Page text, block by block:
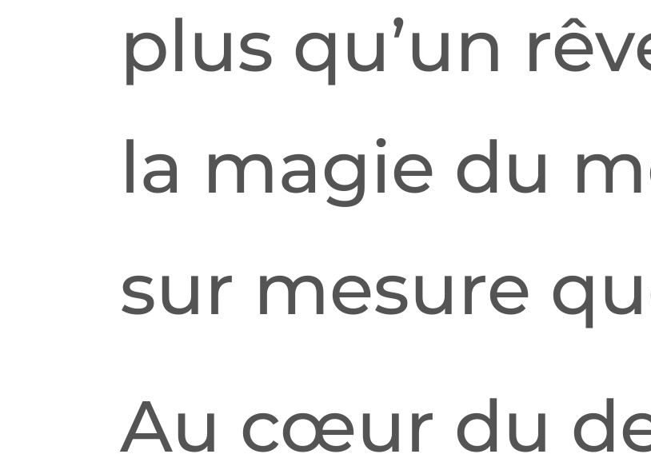
plus qu’un
la magie du
sur mesure
Au cœur du